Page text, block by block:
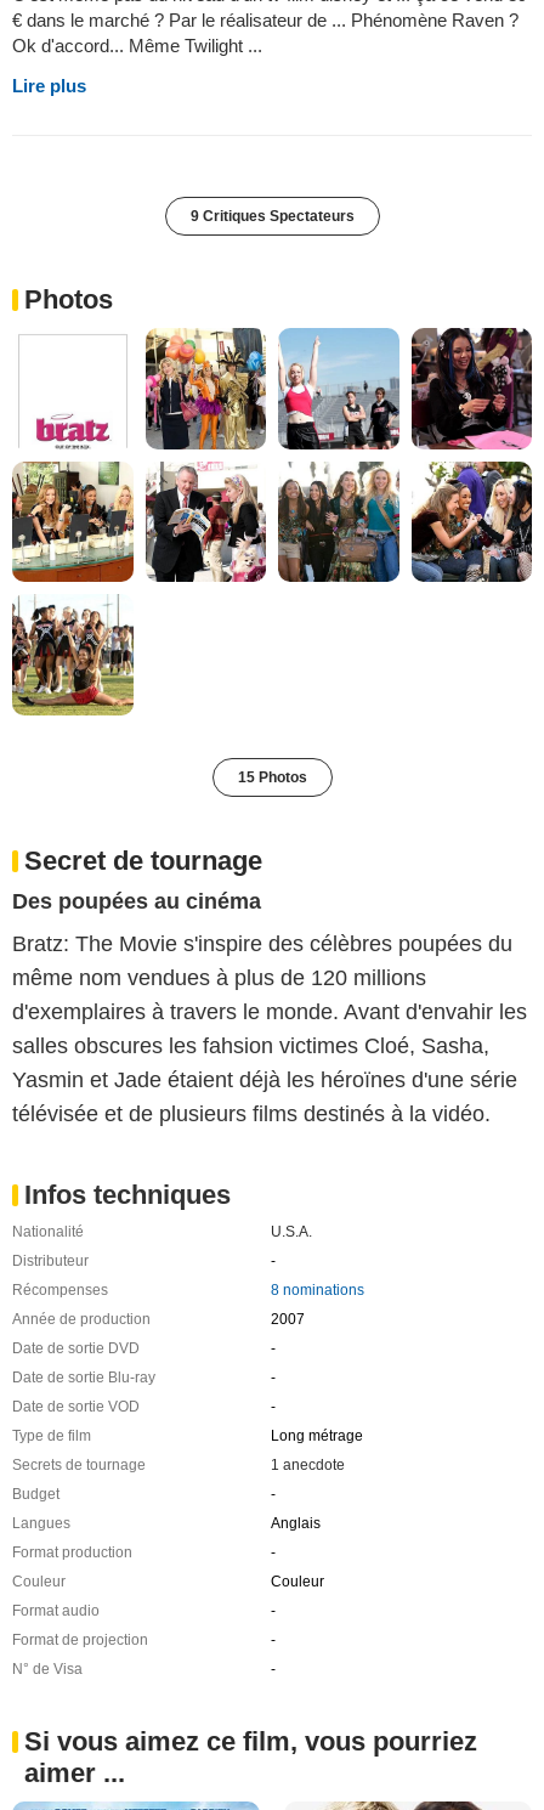
€ dans le marché ? Par le réalisateur de ... Phénomène Raven ?
Ok d'accord... Même Twilight ...
Lire plus
9 Critiques Spectateurs
Photos
15 Photos
Secret de tournage
Des poupées au cinéma
Bratz: The Movie s'inspire des célèbres poupées du
même nom vendues à plus de 120 millions
d'exemplaires à travers le monde. Avant d'envahir les
salles obscures les fahsion victimes Cloé, Sasha,
Yasmin et Jade étaient déjà les héroïnes d'une série
télévisée et de plusieurs films destinés à la vidéo.
Infos techniques
Nationalité
U.S.A.
Distributeur
-
Récompenses
8 nominations
Année de production
2007
Date de sortie DVD
-
Date de sortie Blu-ray
-
Date de sortie VOD
-
Type de film
Long métrage
Secrets de tournage
1 anecdote
Budget
-
Langues
Anglais
Format production
-
Couleur
Couleur
Format audio
-
Format de projection
-
N° de Visa
-
Si vous aimez ce film, vous pourriez
aimer ...